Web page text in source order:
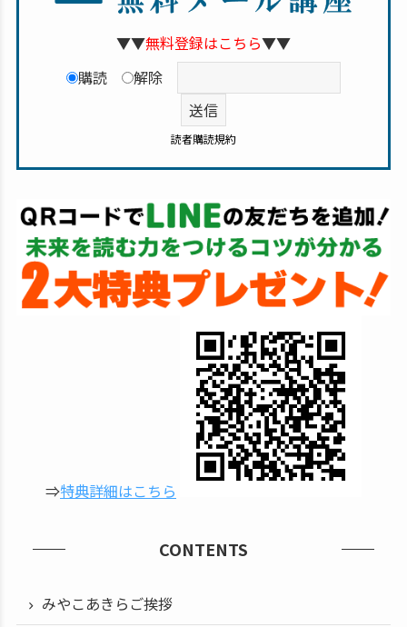
▼▼無料登録はこちら▼▼
購読
解除
読者購読規約
⇒特典詳細はこちら
CONTENTS
みやこあきらご挨拶